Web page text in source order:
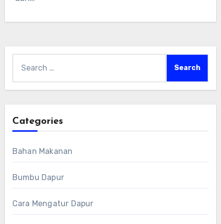
for:
Categories
Bahan Makanan
Bumbu Dapur
Cara Mengatur Dapur